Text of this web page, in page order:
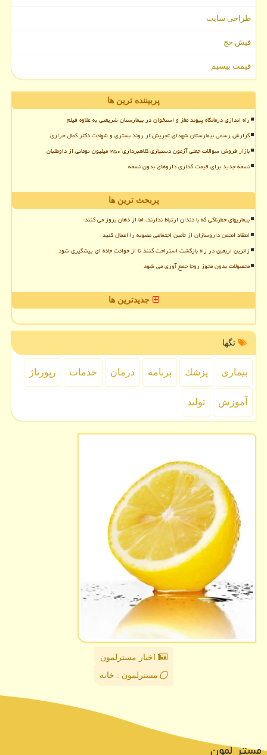
طراحی سایت
فیش حج
قیمت بیسیم
پربیننده ترین ها
راه اندازی درمانگاه پیوند مغز و استخوان در بیمارستان شریعتی به علاوه فیلم
گزارش رسمی بیمارستان شهدای تجریش از روند بستری و شهادت دکتر کمال خرازی
بازار فروش سوالات جعلی آزمون دستیاری کلاهبرداری ۲۵۰ میلیون تومانی از داوطلبان
نسخه جدید برای قیمت گذاری داروهای بدون نسخه
پربحث ترین ها
بیماریهای خطرناکی که با دندان ارتباط ندارند، اما از دهان بروز می کنند
انتقاد انجمن داروسازان از تأمین اجتماعی مصوبه را اعمال کنید
زائرین اربعین در راه بازگشت استراحت کنند تا از حوادث جاده ای پیشگیری شود
محصولات بدون مجوز روجا جمع آوری می شود
جدیدترین ها
تگها
بیماری پزشك برنامه درمان خدمات رپورتاژ
آموزش تولید
اخبار مسترلمون
مسترلمون : خانه
مستر لمون